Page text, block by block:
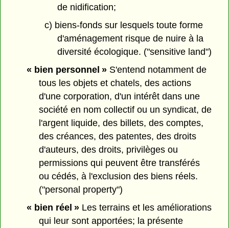
de nidification;
c) biens-fonds sur lesquels toute forme
d'aménagement risque de nuire à la
diversité écologique. ("sensitive land")
« bien personnel »S'entend notamment de
tous les objets et chatels, des actions
d'une corporation, d'un intérêt dans une
société en nom collectif ou un syndicat, de
l'argent liquide, des billets, des comptes,
des créances, des patentes, des droits
d'auteurs, des droits, privilèges ou
permissions qui peuvent être transférés
ou cédés, à l'exclusion des biens réels.
("personal property")
« bien réel »Les terrains et les améliorations
qui leur sont apportées; la présente